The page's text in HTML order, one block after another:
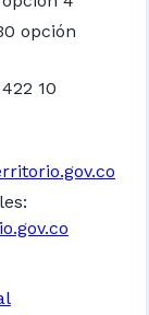
opción
10